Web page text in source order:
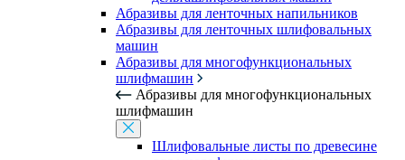
Абразивы для ленточных напильников
Абразивы для ленточных шлифовальных
машин
Абразивы для многофункциональных
шлифмашин
Абразивы для многофункциональных
шлифмашин
Шлифовальные листы по древесине